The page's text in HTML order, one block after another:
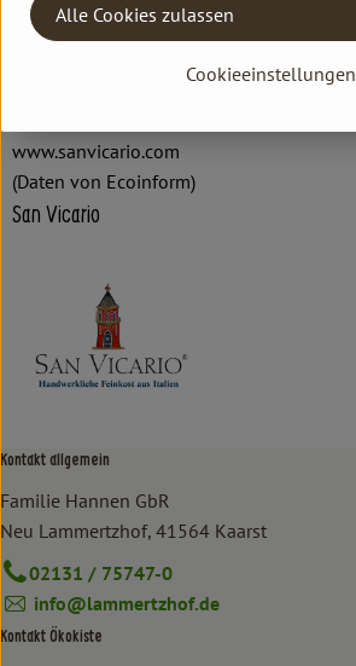
Masseria San Vicario
www.sanvicario.com
(Daten von Ecoinform)
San Vicario
Kontakt allgemein
Familie Hannen GbR
Neu Lammertzhof, 41564 Kaarst
02131 / 75747-0
info@lammertzhof.de
Kontakt Ökokiste
Cookieeinstellungen
Alle Cookies zulassen